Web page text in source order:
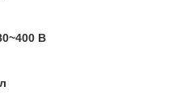
здійснюється
транспортним
В